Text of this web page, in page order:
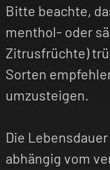
Bitte beachte,
menthol- oder
Zitrusfrüchte)
Sorten
umzusteigen.
Die
abhängig vom